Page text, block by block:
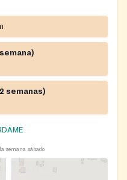
semanas)
semana sábado